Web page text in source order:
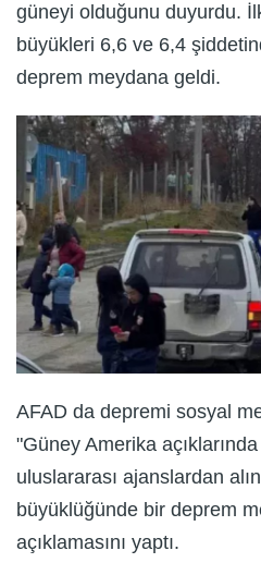
güneyi olduğunu duyurdu.
büyükleri 6,6 ve 6,4
deprem meydana geldi.
AFAD da depremi sosyal
"Güney Amerika
uluslararası ajanslardan
büyüklüğünde bir deprem
açıklamasını yaptı.